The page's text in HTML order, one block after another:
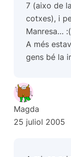
7 (aixo de
cotxes), i
Manresa… :(
A més
gens bé la
Magda
25 juliol 2005